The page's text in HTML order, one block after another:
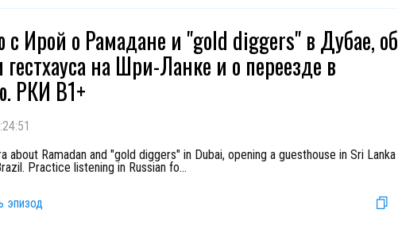
с Ирой о Рамадане и "gold diggers" в Дубае, об
на Шри-Ланке и о переезде в
РКИ B1+
about Ramadan and "gold diggers" in Dubai, opening a guesthouse in Sri Lanka
Practice listening in Russian fo...
эпизод